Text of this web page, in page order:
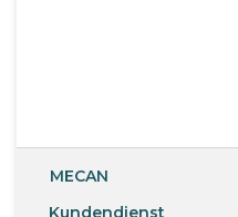
MECAN